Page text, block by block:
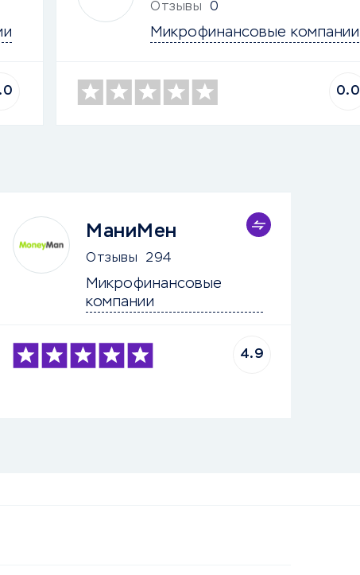
Отзывы 0
Микрофинансовые компании
0.0
МаниМен
Отзывы 294
Микрофинансовые
компании
4.9